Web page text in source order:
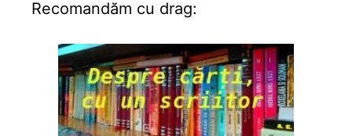
Recomandăm cu drag: